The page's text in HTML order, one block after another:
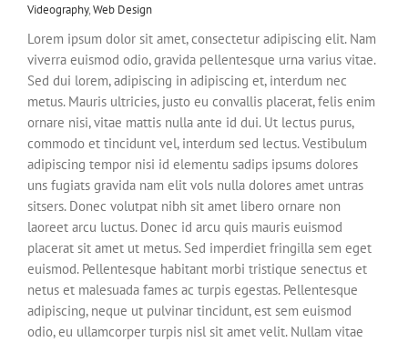
Videography,Web Design
Lorem ipsum dolor sit amet, consectetur adipiscing elit. Nam
viverra euismod odio, gravida pellentesque urna varius vitae.
Sed dui lorem, adipiscing in adipiscing et, interdum nec
metus. Mauris ultricies, justo eu convallis placerat, felis enim
ornare nisi, vitae mattis nulla ante id dui. Ut lectus purus,
commodo et tincidunt vel, interdum sed lectus. Vestibulum
adipiscing tempor nisi id elementu sadips ipsums dolores
uns fugiats gravida nam elit vols nulla dolores amet untras
sitsers. Donec volutpat nibh sit amet libero ornare non
laoreet arcu luctus. Donec id arcu quis mauris euismod
placerat sit amet ut metus. Sed imperdiet fringilla sem eget
euismod. Pellentesque habitant morbi tristique senectus et
netus et malesuada fames ac turpis egestas. Pellentesque
adipiscing, neque ut pulvinar tincidunt, est sem euismod
odio, eu ullamcorper turpis nisl sit amet velit. Nullam vitae